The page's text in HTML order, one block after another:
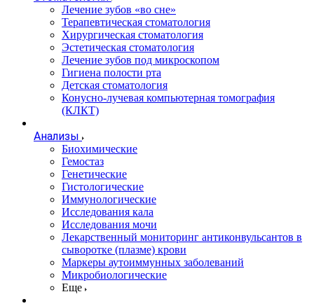
Лечение зубов «во сне»
Терапевтическая стоматология
Хирургическая стоматология
Эстетическая стоматология
Лечение зубов под микроскопом
Гигиена полости рта
Детская стоматология
Конусно-лучевая компьютерная томография
(КЛКТ)
Анализы
Биохимические
Гемостаз
Генетические
Гистологические
Иммунологические
Исследования кала
Исследования мочи
Лекарственный мониторинг антиконвульсантов в
сыворотке (плазме) крови
Маркеры аутоиммунных заболеваний
Микробиологические
Еще